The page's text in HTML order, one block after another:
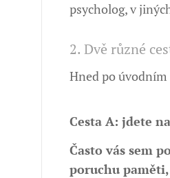
psycholog, v
2. Dvě různé
Hned po úvodním
Cesta A: jdete
Často vás sem
poruchu